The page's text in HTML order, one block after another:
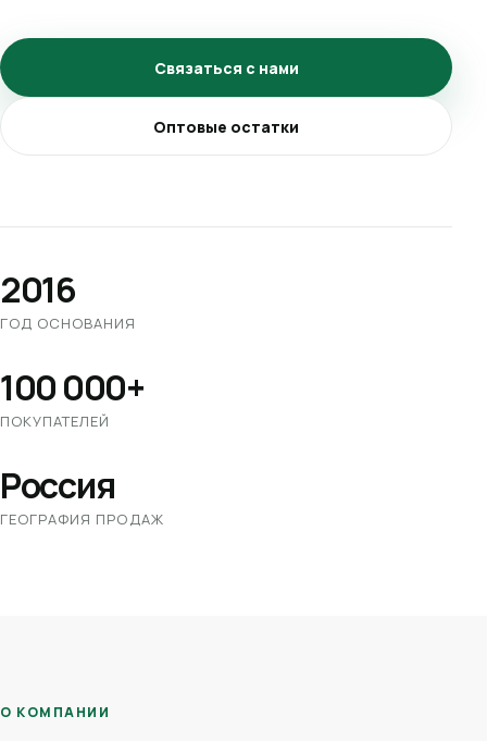
Связаться с нами
Оптовые остатки
2016
ГОД ОСНОВАНИЯ
100 000+
ПОКУПАТЕЛЕЙ
Россия
ГЕОГРАФИЯ ПРОДАЖ
О КОМПАНИИ